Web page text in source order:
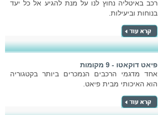
רכב באיטליה נחוץ לנו על מנת להגיע אל כל יעד
בנוחות וביעילות.
פיאט דוקאטו - 9 מקומות
אחד מדגמי הרכבים הנמכרים ביותר בקטגוריה
הוא האיכותי מבית פיאט.